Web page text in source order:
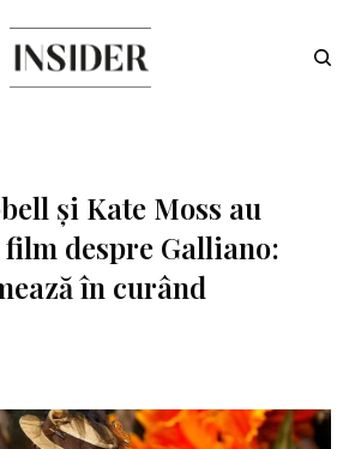
și Kate Moss au
despre Galliano:
în curând